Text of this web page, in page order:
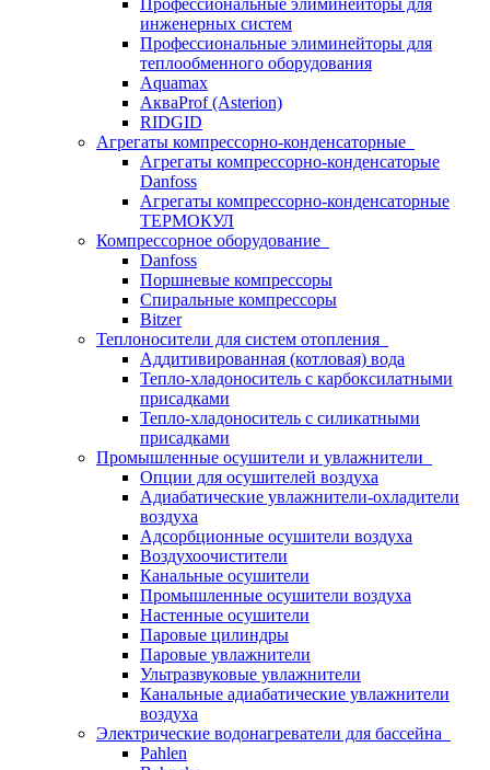
Профессиональные элиминейторы для
инженерных систем
Профессиональные элиминейторы для
теплообменного оборудования
Aquamax
АкваProf (Asterion)
RIDGID
Агрегаты компрессорно-конденсаторные
Агрегаты компрессорно-конденсаторые
Danfoss
Агрегаты компрессорно-конденсаторные
ТЕРМОКУЛ
Компрессорное оборудование
Danfoss
Поршневые компрессоры
Спиральные компрессоры
Bitzer
Теплоносители для систем отопления
Аддитивированная (котловая) вода
Тепло-хладоноситель с карбоксилатными
присадками
Тепло-хладоноситель с силикатными
присадками
Промышленные осушители и увлажнители
Опции для осушителей воздуха
Адиабатические увлажнители-охладители
воздуха
Адсорбционные осушители воздуха
Воздухоочистители
Канальные осушители
Промышленные осушители воздуха
Настенные осушители
Паровые цилиндры
Паровые увлажнители
Ультразвуковые увлажнители
Канальные адиабатические увлажнители
воздуха
Электрические водонагреватели для бассейна
Pahlen